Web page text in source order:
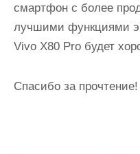
смартфон с более
лучшими функциями
Vivo X80 Pro будет
Спасибо за прочтение!